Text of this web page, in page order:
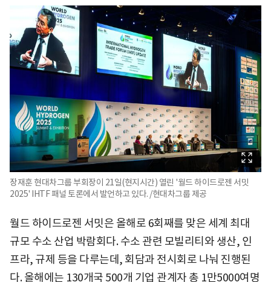
장재훈 현대차그룹 부회장이 21일(현지시간) 열린 '월드 하이드로젠 서밋
2025' IHTF 패널 토론에서 발언하고 있다. /현대차그룹 제공
월드 하이드로젠 서밋은 올해로 6회째를 맞은 세계 최대
규모 수소 산업 박람회다. 수소 관련 모빌리티와 생산, 인
프라, 규제 등을 다루는데, 회담과 전시회로 나눠 진행된
다. 올해에는 130개국 500개 기업 관계자 총 1만5000여명